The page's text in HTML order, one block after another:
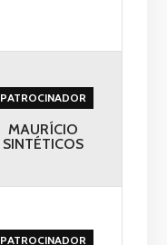
PATROCINADOR
MAURÍCIO
SINTÉTICOS
PATROCINADOR